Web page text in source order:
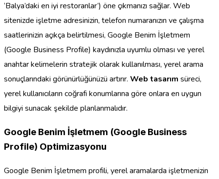
‘Balya’daki en iyi restoranlar’) öne çıkmanızı sağlar. Web
sitenizde işletme adresinizin, telefon numaranızın ve çalışma
saatlerinizin açıkça belirtilmesi, Google Benim İşletmem
(Google Business Profile) kaydınızla uyumlu olması ve yerel
anahtar kelimelerin stratejik olarak kullanılması, yerel arama
sonuçlarındaki görünürlüğünüzü artırır. Web tasarım süreci,
yerel kullanıcıların coğrafi konumlarına göre onlara en uygun
bilgiyi sunacak şekilde planlanmalıdır.
Google Benim İşletmem (Google Business
Profile) Optimizasyonu
Google Benim İşletmem profili, yerel aramalarda işletmenizin